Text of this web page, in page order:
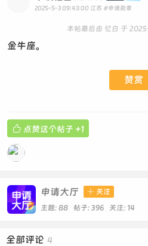
2025-5-3 09:43:00 江苏 #申请勋章
本帖最后由 忆白 于
金牛座。
赞赏
 点赞这个帖子 +1
申请大厅  关注
主题: 88 帖子: 396 关注: 14
全部评论 4